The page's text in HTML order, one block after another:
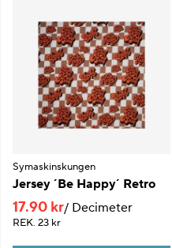
Symaskinskungen
Jersey ´Be Happy´ Retro
17.90 kr Decimeter
REK. 23 kr